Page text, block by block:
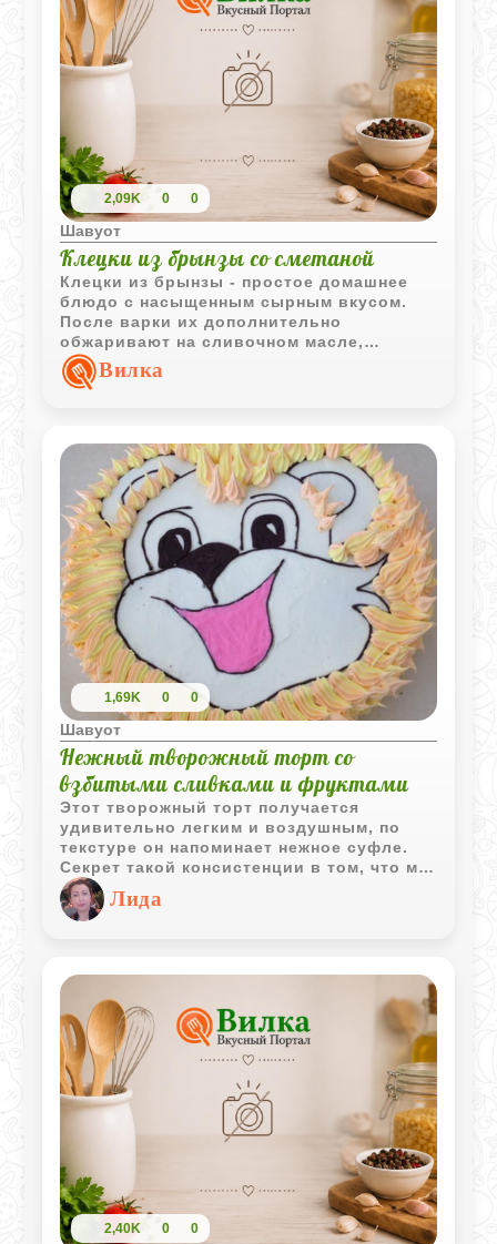
2,09K 0 0
Шавуот
Клецки из брынзы со сметаной
Клецки из брынзы - простое домашнее
блюдо с насыщенным сырным вкусом.
После варки их дополнительно
обжаривают на сливочном масле,
благодаря чему появляется аппетитная
золотистая корочка.
Вилка
1,69K 0 0
Шавуот
Нежный творожный торт со
взбитыми сливками и фруктами
Этот творожный торт получается
удивительно легким и воздушным, по
текстуре он напоминает нежное суфле.
Секрет такой консистенции в том, что мы
отдельно взбиваем белки и очень
бережно соединяем их с основной
массой. Самое важное в этом рецепте -
вынимая его сразу, чтобы он сохранил
свою форму. В сочетании с пышным
сливочным кремом и свежими фруктами
получается идеальный домашний десерт
для любого повода.
Лида
2,40K 0 0